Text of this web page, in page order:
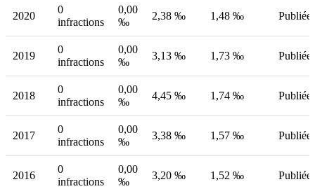
2020
0
infractions
0,00
‰
2,38 ‰ 1,48 ‰ Publiée
2019
0
infractions
0,00
‰
3,13 ‰ 1,73 ‰ Publiée
2018
0
infractions
0,00
‰
4,45 ‰ 1,74 ‰ Publiée
2017
0
infractions
0,00
‰
3,38 ‰ 1,57 ‰ Publiée
2016
0
infractions
0,00
‰
3,20 ‰ 1,52 ‰ Publiée